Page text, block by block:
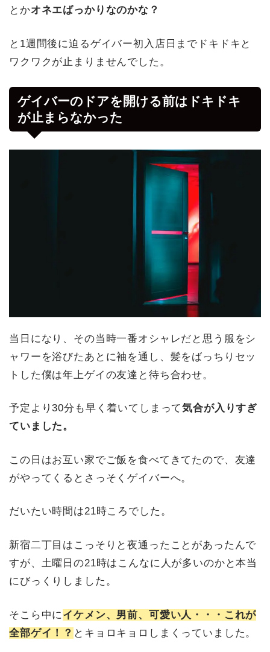
とかオネエばっかりなのかな？
と1週間後に迫るゲイバー初入店日までドキドキと
ワクワクが止まりませんでした。
ゲイバーのドアを開ける前はドキドキ
が止まらなかった
当日になり、その当時一番オシャレだと思う服をシ
ャワーを浴びたあとに袖を通し、髪をばっちりセッ
トした僕は年上ゲイの友達と待ち合わせ。
予定より30分も早く着いてしまって気合が入りすぎ
ていました。
この日はお互い家でご飯を食べてきてたので、友達
がやってくるとさっそくゲイバーへ。
だいたい時間は21時ころでした。
新宿二丁目はこっそりと夜通ったことがあったんで
すが、土曜日の21時はこんなに人が多いのかと本当
にびっくりしました。
そこら中に イケメン、男前、可愛い人・・・これが
全部ゲイ！？ とキョロキョロしまくっていました。